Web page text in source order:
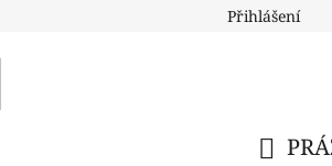
Přihlášení